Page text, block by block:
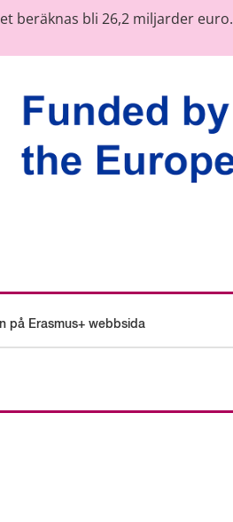
beräknas bli 26,2 miljarder euro.
på Erasmus+ webbsida